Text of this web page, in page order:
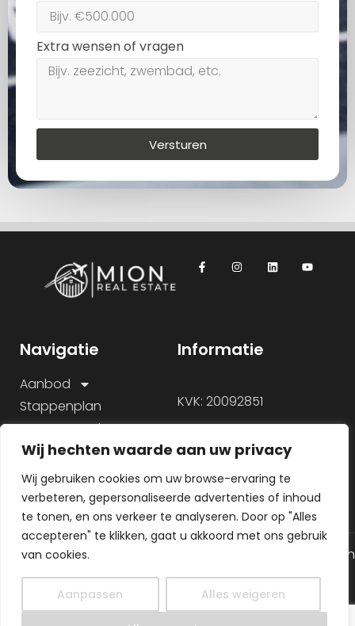
Wij hechten waarde aan uw privacy
Wij gebruiken cookies om uw browse-ervaring te
verbeteren, gepersonaliseerde advertenties of inhoud
te tonen, en ons verkeer te analyseren. Door op "Alles
accepteren" te klikken, gaat u akkoord met ons gebruik
van cookies.
Aanpassen Alles weigeren
Extra wensen of vragen
Versturen
Navigatie
Aanbod
Stappenplan
Onze aanpak
Over ons
Veelgestelde vragen
Informatie
KVK: 20092851
© 2026 Alle rechten gereserveerd
Algemene voorwaarden
Privacy Policy
Gemaakt door
MHS Media